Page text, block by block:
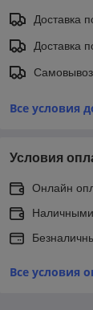
Доставка
Доставка
Самовывоз
Все условия
Условия
Онлайн
Наличными
Все условия